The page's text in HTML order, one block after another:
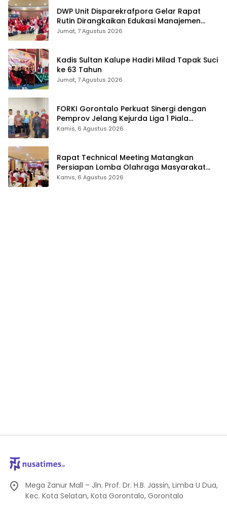
DWP Unit Disparekrafpora Gelar Rapat
Rutin Dirangkaikan Edukasi Manajemen
Stres
Jumat, 7 Agustus 2026
Kadis Sultan Kalupe Hadiri Milad Tapak Suci
ke 63 Tahun
Jumat, 7 Agustus 2026
FORKI Gorontalo Perkuat Sinergi dengan
Pemprov Jelang Kejurda Liga 1 Piala
Gubernur 2026
Kamis, 6 Agustus 2026
Rapat Technical Meeting Matangkan
Persiapan Lomba Olahraga Masyarakat
Tingkat Provinsi Gorontalo
Kamis, 6 Agustus 2026
Mega Zanur Mall – Jln. Prof. Dr. H.B. Jassin, Limba U Dua,
Kec. Kota Selatan, Kota Gorontalo, Gorontalo